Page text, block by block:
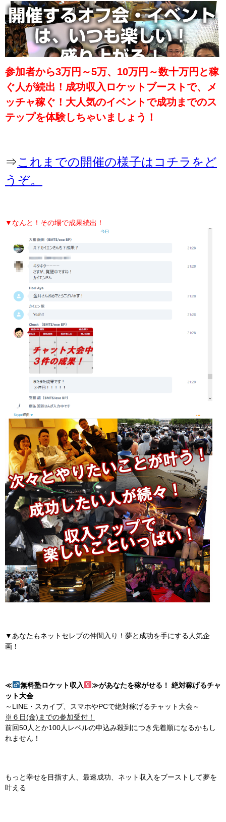
参加者から3万円～5万、10万円～数十万円と稼
ぐ人が続出！成功収入ロケットブーストで、メ
ッチャ稼ぐ！大人気のイベントで成功までのス
テップを体験しちゃいましょう！
⇒これまでの開催の様子はコチラをど
うぞ。
▼なんと！その場で成果続出！
▼あなたもネットセレブの仲間入り！夢と成功を手にする人気企
画！
≪ 無料塾ロケット収入
≫があなたを稼がせる！ 絶対稼げるチャ
ット大会
～LINE・スカイプ、スマホやPCで絶対稼げるチャット大会～
※６日(金)までの参加受付！
前回50人とか100人レベルの申込み殺到につき先着順になるかもし
れません！
もっと幸せを目指す人、最速成功、ネット収入をブーストして夢を
叶える